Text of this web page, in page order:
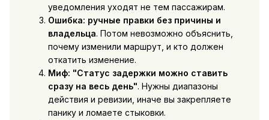
уведомления уходят не тем пассажирам.
Ошибка: ручные правки без причины и
владельца. Потом невозможно объяснить,
почему изменили маршрут, и кто должен
откатить изменение.
Миф: "Статус задержки можно ставить
сразу на весь день". Нужны диапазоны
действия и ревизии, иначе вы закрепляете
панику и ломаете стыковки.